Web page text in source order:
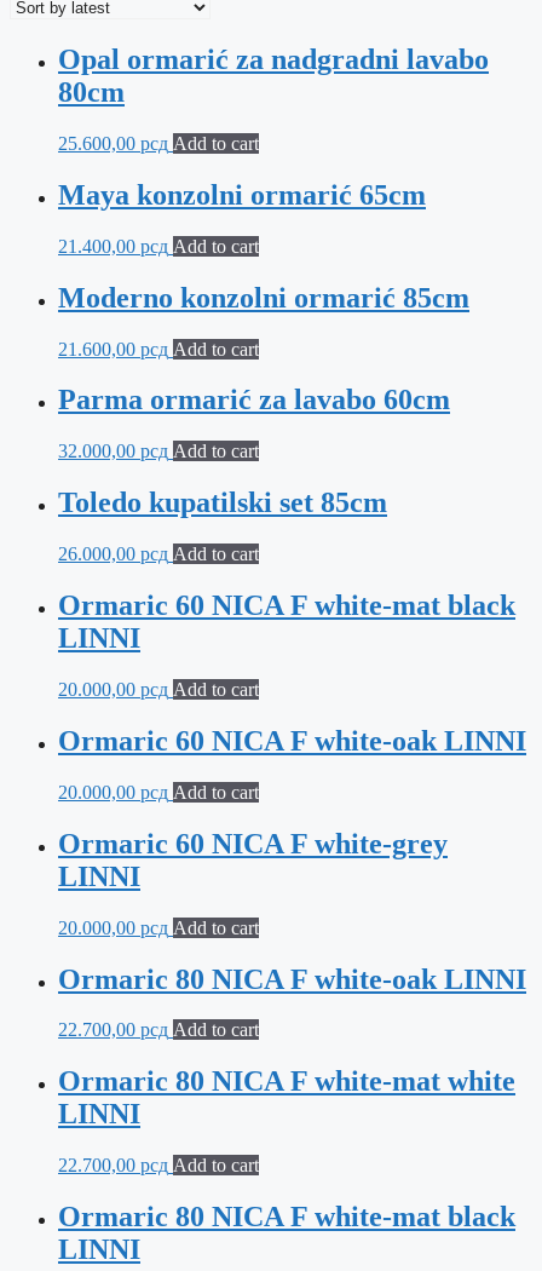
Opal ormarić za nadgradni lavabo
80cm
25.600,00 рсд Add to cart
Maya konzolni ormarić 65cm
21.400,00 рсд Add to cart
Moderno konzolni ormarić 85cm
21.600,00 рсд Add to cart
Parma ormarić za lavabo 60cm
32.000,00 рсд Add to cart
Toledo kupatilski set 85cm
26.000,00 рсд Add to cart
Ormaric 60 NICA F white-mat black
LINNI
20.000,00 рсд Add to cart
Ormaric 60 NICA F white-oak LINNI
20.000,00 рсд Add to cart
Ormaric 60 NICA F white-grey
LINNI
20.000,00 рсд Add to cart
Ormaric 80 NICA F white-oak LINNI
22.700,00 рсд Add to cart
Ormaric 80 NICA F white-mat white
LINNI
22.700,00 рсд Add to cart
Ormaric 80 NICA F white-mat black
LINNI